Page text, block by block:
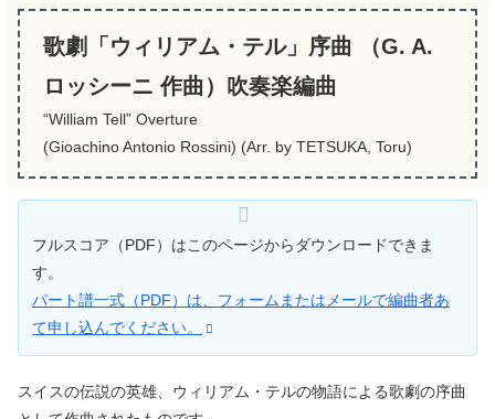
歌劇「ウィリアム・テル」序曲 （G. A.
ロッシーニ 作曲）吹奏楽編曲
“William Tell” Overture
(Gioachino Antonio Rossini) (Arr. by TETSUKA, Toru)
フルスコア（PDF）はこのページからダウンロードできま
す。
パート譜一式（PDF）は、フォームまたはメールで編曲者あ
て申し込んでください。
スイスの伝説の英雄、ウィリアム・テルの物語による歌劇の序曲